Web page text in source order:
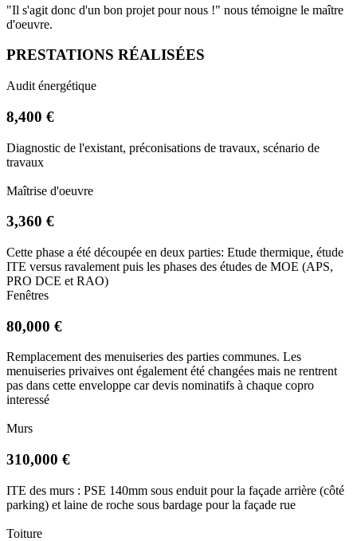
"Il s'agit donc d'un bon projet pour nous !" nous témoigne le maître
d'oeuvre.
PRESTATIONS RÉALISÉES
Audit énergétique
8,400 €
Diagnostic de l'existant, préconisations de travaux, scénario de
travaux
Maîtrise d'oeuvre
3,360 €
Cette phase a été découpée en deux parties: Etude thermique, étude
ITE versus ravalement puis les phases des études de MOE (APS,
PRO DCE et RAO)
Fenêtres
80,000 €
Remplacement des menuiseries des parties communes. Les
menuiseries privaives ont également été changées mais ne rentrent
pas dans cette enveloppe car devis nominatifs à chaque copro
interessé
Murs
310,000 €
ITE des murs : PSE 140mm sous enduit pour la façade arrière (côté
parking) et laine de roche sous bardage pour la façade rue
Toiture